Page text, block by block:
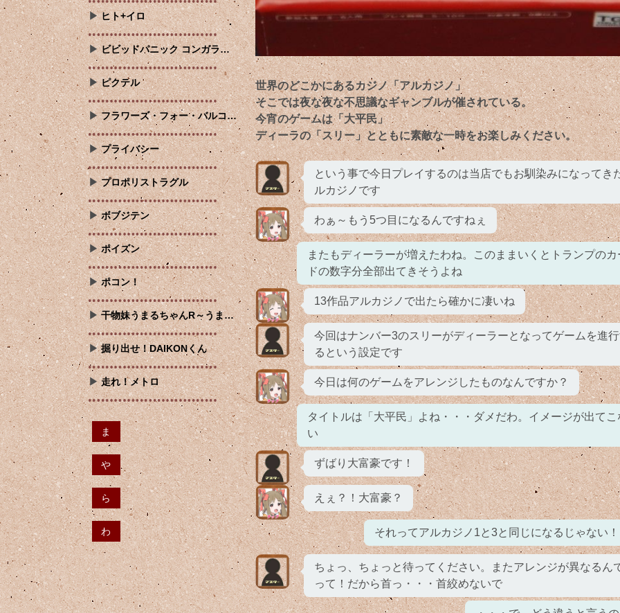
ヒト+イロ
ビビッドパニック コンガラ…
ピクテル
フラワーズ・フォー・バルコ…
プライバシー
プロポリストラグル
ボブジテン
ポイズン
ポコン！
干物妹うまるちゃんR～うま…
掘り出せ！DAIKONくん
走れ！メトロ
ま
や
ら
わ
世界のどこかにあるカジノ「アルカジノ」
そこでは夜な夜な不思議なギャンブルが催されている。
今宵のゲームは「大平民」
ディーラの「スリー」とともに素敵な一時をお楽しみください。
という事で今日プレイするのは当店でもお馴染みになってき
ルカジノです
わぁ～もう5つ目になるんですねぇ
またもディーラーが増えたわね。このままいくとトランプのカ
ドの数字分全部出てきそうよね
13作品アルカジノで出たら確かに凄いね
今回はナンバー3のスリーがディーラーとなってゲームを進
るという設定です
今日は何のゲームをアレンジしたものなんですか？
タイトルは「大平民」よね・・・ダメだわ。イメージが出てこ
い
ずばり大富豪です！
えぇ？！大富豪？
それってアルカジノ1と3と同じになるじゃない
ちょっ、ちょっと待ってください。またアレンジが異なるん
って！だから首っ・・・首絞めないで